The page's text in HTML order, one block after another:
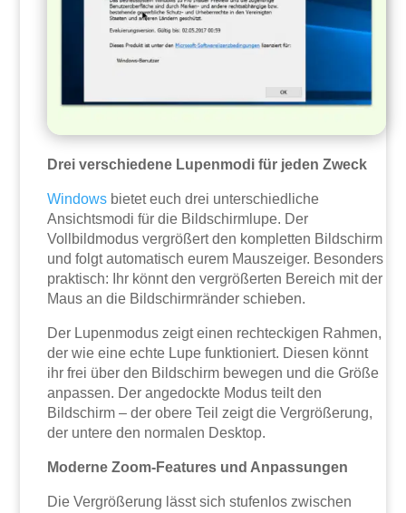
Drei verschiedene Lupenmodi für jeden Zweck
Windows bietet euch drei unterschiedliche
Ansichtsmodi für die Bildschirmlupe. Der
Vollbildmodus vergrößert den kompletten Bildschirm
und folgt automatisch eurem Mauszeiger. Besonders
praktisch: Ihr könnt den vergrößerten Bereich mit der
Maus an die Bildschirmränder schieben.
Der Lupenmodus zeigt einen rechteckigen Rahmen,
der wie eine echte Lupe funktioniert. Diesen könnt
ihr frei über den Bildschirm bewegen und die Größe
anpassen. Der angedockte Modus teilt den
Bildschirm – der obere Teil zeigt die Vergrößerung,
der untere den normalen Desktop.
Moderne Zoom-Features und Anpassungen
Die Vergrößerung lässt sich stufenlos zwischen